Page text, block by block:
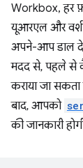
Workbox, हर
यूआरएल और
अपने-आप डाल
मदद से, पहले से
कराया जा
बाद, आपको
की जानकारी